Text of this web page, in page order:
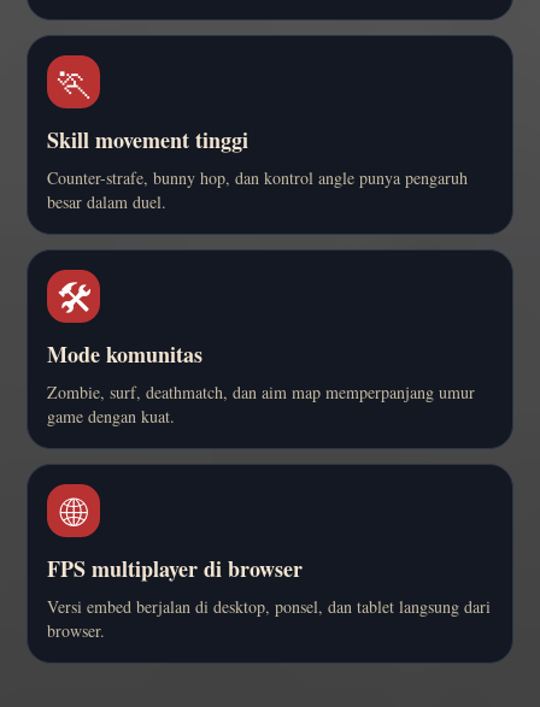
🏃
Skill movement tinggi
Counter-strafe, bunny hop, dan kontrol angle punya pengaruh
besar dalam duel.
🛠️
Mode komunitas
Zombie, surf, deathmatch, dan aim map memperpanjang umur
game dengan kuat.
🌐
FPS multiplayer di browser
Versi embed berjalan di desktop, ponsel, dan tablet langsung dari
browser.